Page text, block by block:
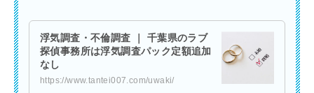
浮気調査・不倫調査 ｜ 千葉県のラブ
探偵事務所は浮気調査パック定額追加
なし
https://www.tantei007.com/uwaki/